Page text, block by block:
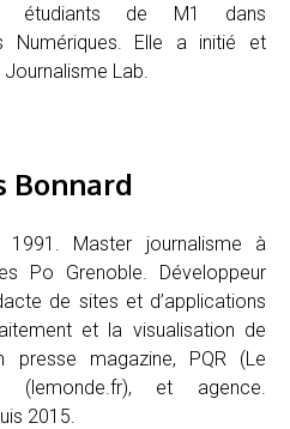
étudiants de M1 dans
Numériques. Elle a initié et
Lab.
Bonnard
Master journalisme à
Po Grenoble. Développeur
de sites et d’applications
et la visualisation de
presse magazine, PQR (Le
(lemonde.fr), et agence.
2015.